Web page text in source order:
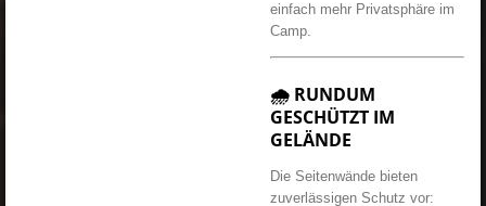
einfach mehr Privatsphäre im
Camp.
🌧️ RUNDUM
GESCHÜTZT IM
GELÄNDE
Die Seitenwände bieten
zuverlässigen Schutz vor: